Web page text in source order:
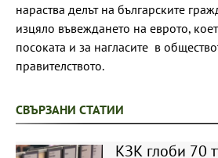
нараства делът на българските
изцяло въвеждането на еврото,
посоката и за нагласите в
правителството.
СВЪРЗАНИ СТАТИИ
КЗК глоби 70